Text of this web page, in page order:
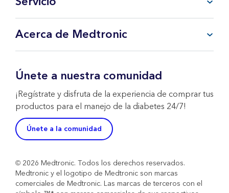
Mi cuenta
CareLink™ Personal
Contacta con nosotros
Acerca de Medtronic
Sobre Medtronic
Únete a nuestra comunidad
¡Regístrate y disfruta de la experiencia de comprar tus
productos para el manejo de la diabetes 24/7!
Únete a la comunidad
© 2026 Medtronic. Todos los derechos reservados.
Medtronic y el logotipo de Medtronic son marcas
comerciales de Medtronic. Las marcas de terceros con el